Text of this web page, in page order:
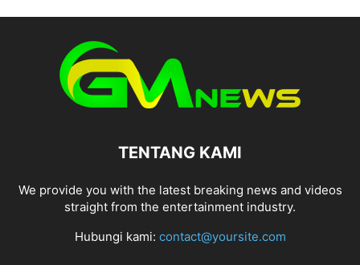
TENTANG KAMI
We provide you with the latest breaking news and videos
straight from the entertainment industry.
Hubungi kami: contact@yoursite.com